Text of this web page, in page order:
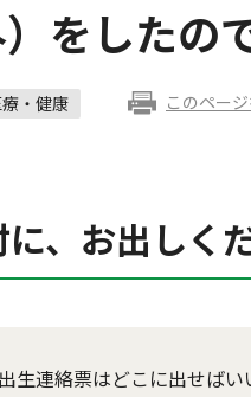
をしたの
・健康 このペー
、お出しく
生連絡票はどこに出せばい